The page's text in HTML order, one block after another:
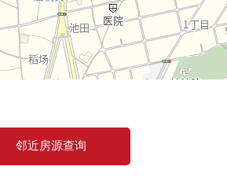
邻近房源查询